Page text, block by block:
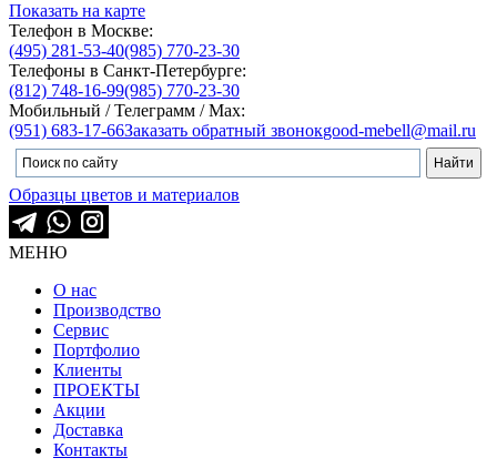
Показать на карте
Телефон в Москве:
(495) 281-53-40(985) 770-23-30
Телефоны в Санкт-Петербурге:
(812) 748-16-99(985) 770-23-30
Мобильный / Телеграмм / Max:
(951) 683-17-66Заказать обратный звонокgood-mebell@mail.ru
Образцы цветов и материалов
МЕНЮ
О нас
Производство
Сервис
Портфолио
Клиенты
ПРОЕКТЫ
Акции
Доставка
Контакты